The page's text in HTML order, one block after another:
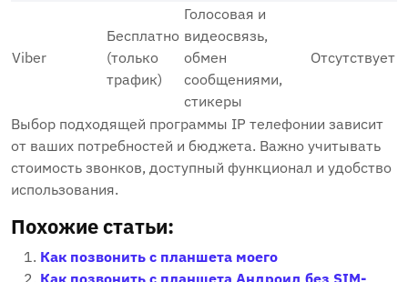
Viber
Бесплатно
(только
трафик)
Голосовая и
видеосвязь,
обмен
сообщениями,
стикеры
Отсутствует
Выбор подходящей программы IP телефонии зависит
от ваших потребностей и бюджета. Важно учитывать
стоимость звонков, доступный функционал и удобство
использования.
Похожие статьи:
Как позвонить с планшета моего
Как позвонить с планшета Андроид без SIM-